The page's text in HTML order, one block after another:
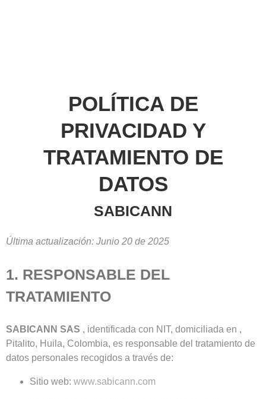
POLÍTICA DE
PRIVACIDAD Y
TRATAMIENTO DE
DATOS
SABICANN
Última actualización: Junio 20 de 2025
1. RESPONSABLE DEL
TRATAMIENTO
SABICANN SAS , identificada con NIT, domiciliada en ,
Pitalito, Huila, Colombia, es responsable del tratamiento de
datos personales recogidos a través de:
Sitio web: www.sabicann.com